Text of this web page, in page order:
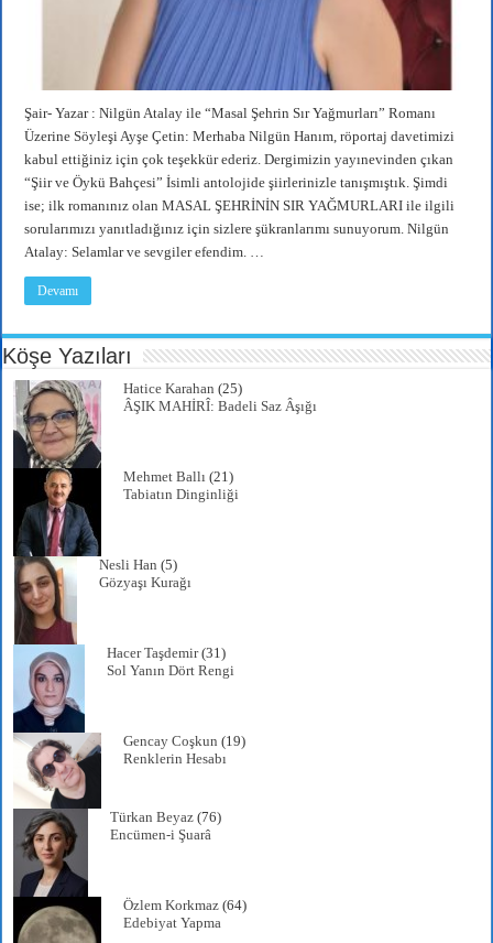
Şair- Yazar : Nilgün Atalay ile “Masal Şehrin Sır Yağmurları” Romanı
Üzerine Söyleşi Ayşe Çetin: Merhaba Nilgün Hanım, röportaj davetimizi
kabul ettiğiniz için çok teşekkür ederiz. Dergimizin yayınevinden çıkan
“Şiir ve Öykü Bahçesi” İsimli antolojide şiirlerinizle tanışmıştık. Şimdi
ise; ilk romanınız olan MASAL ŞEHRİNİN SIR YAĞMURLARI ile ilgili
sorularımızı yanıtladığınız için sizlere şükranlarımı sunuyorum. Nilgün
Atalay: Selamlar ve sevgiler efendim. …
Devamı
Köşe Yazıları
Hatice Karahan (25)
ÂŞIK MAHİRÎ: Badeli Saz Âşığı
Mehmet Ballı (21)
Tabiatın Dinginliği
Nesli Han (5)
Gözyaşı Kurağı
Hacer Taşdemir(31)
Sol Yanın Dört Rengi
Gencay Coşkun (19)
Renklerin Hesabı
Türkan Beyaz (76)
Encümen-i Şuarâ
Özlem Korkmaz (64)
Edebiyat Yapma